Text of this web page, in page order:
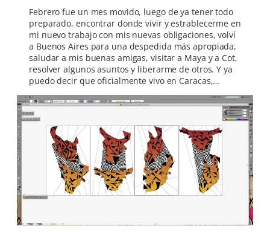
Febrero fue un mes movido, luego de ya tener todo
preparado, encontrar donde vivir y estrablecerme en
mi nuevo trabajo con mis nuevas obligaciones, volví
a Buenos Aires para una despedida más apropiada,
saludar a mis buenas amigas, visitar a Maya y a Cot,
resolver algunos asuntos y liberarme de otros. Y ya
puedo decir que oficialmente vivo en Caracas,…